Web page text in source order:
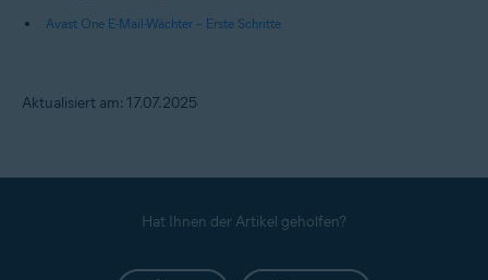
Avast One E-Mail-Wächter – Erste Schritte
Aktualisiert am: 17.07.2025
Hat Ihnen der Artikel geholfen?